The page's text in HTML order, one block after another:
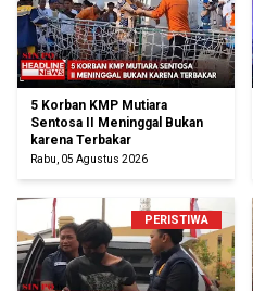
5 Korban KMP Mutiara
Sentosa II Meninggal Bukan
karena Terbakar
Rabu, 05 Agustus 2026
PERISTIWA